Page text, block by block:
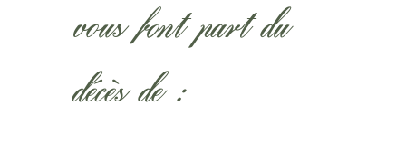
vous font part du
décès de :